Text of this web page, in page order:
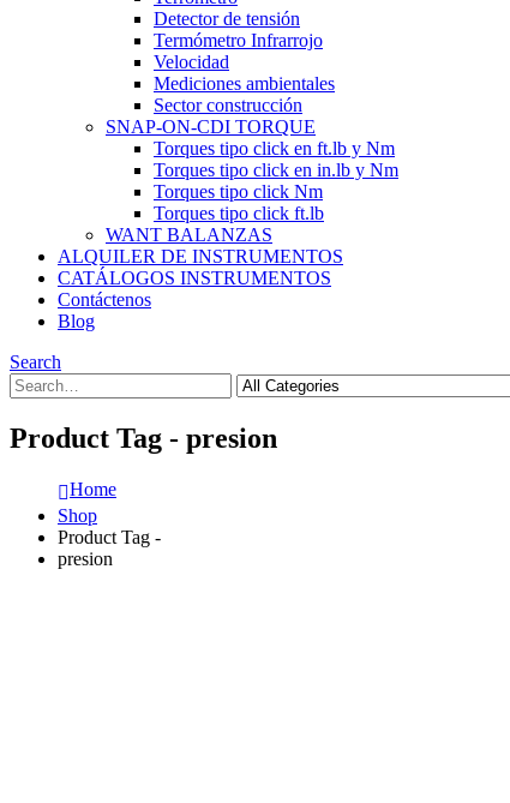
Detector de tensión
Termómetro Infrarrojo
Velocidad
Mediciones ambientales
Sector construcción
SNAP-ON-CDI TORQUE
Torques tipo click en ft.lb y Nm
Torques tipo click en in.lb y Nm
Torques tipo click Nm
Torques tipo click ft.lb
WANT BALANZAS
ALQUILER DE INSTRUMENTOS
CATÁLOGOS INSTRUMENTOS
Contáctenos
Blog
Search
Product Tag - presion
Home
Shop
Product Tag -
presion